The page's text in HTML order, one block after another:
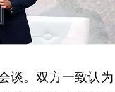
。双方一致认